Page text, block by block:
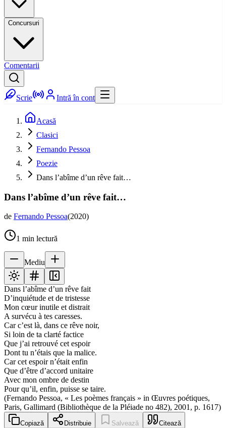
Concursuri
Comentarii
Scrie Intră în cont
Acasă
Clasici
Fernando Pessoa
Poezie
Dans l’abîme d’un rêve fait…
Dans l’abîme d’un rêve fait…
de Fernando Pessoa(2020)
1 min lectură
Mediu
Dans l’abîme d’un rêve fait
D’inquiétude et de tristesse
Mon cœur inutile et distrait
A survécu à tes caresses.
Car c’est là, dans ce rêve noir,
Si loin de ta clarté factice
Que j’ai retrouvé cet espoir
Dont tu n’étais que la malice.
Car cet espoir n’était enfin
Que d’être d’accord unitaire
Avec mon ombre de destin
Pour qu’il, enfin, puisse se taire.
(Fernando Pessoa, « Les poèmes français » in Œuvres poétiques,
Paris, Gallimard (Bibliothèque de la Pléiade no 482), 2001, p. 1617)
Copiază Distribuie Salvează Citează